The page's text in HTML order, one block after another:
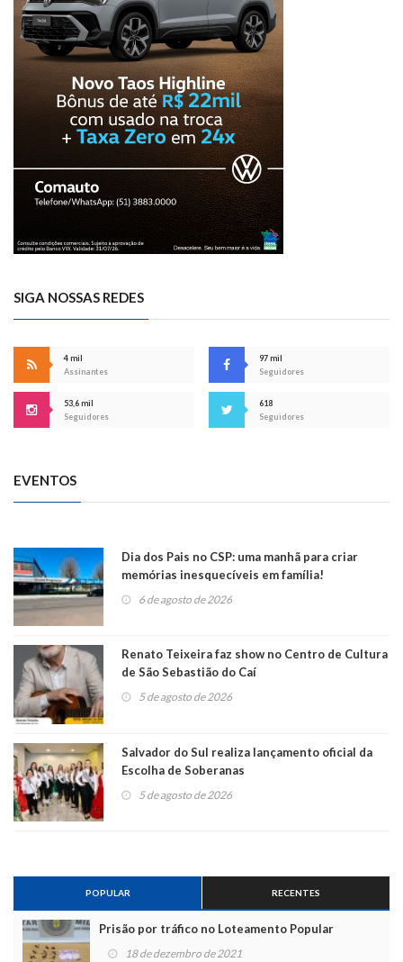
SIGA NOSSAS REDES
4 mil
Assinantes
97 mil
Seguidores
53,6 mil
Seguidores
618
Seguidores
EVENTOS
Dia dos Pais no CSP: uma manhã para criar
memórias inesquecíveis em família!
6 de agosto de 2026
Renato Teixeira faz show no Centro de Cultura
de São Sebastião do Caí
5 de agosto de 2026
Salvador do Sul realiza lançamento oficial da
Escolha de Soberanas
5 de agosto de 2026
POPULAR RECENTES
Prisão por tráfico no Loteamento Popular
18 de dezembro de 2021